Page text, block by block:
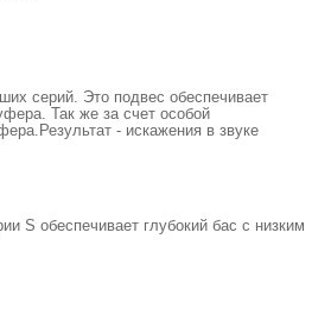
серий. Это подвес обеспечивает
Так же за счет особой
- искажения в звуке
S обеспечивает глубокий бас с низким